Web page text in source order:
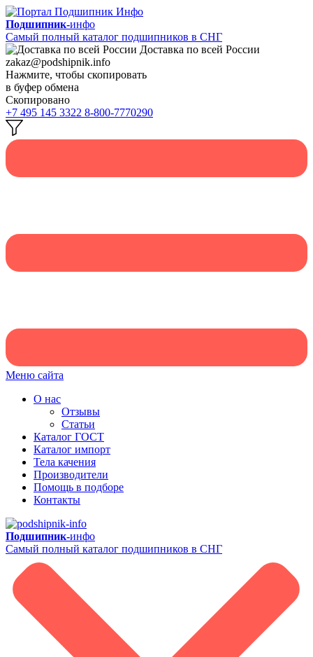
Подшипник-инфо
Самый полный каталог подшипников в СНГ
Доставка по всей России
zakaz@podshipnik.info
Нажмите, чтобы скопировать
в буфер обмена
Скопировано
+7 495 145 3322 8-800-7770290
Меню сайта
О нас
Отзывы
Статьи
Каталог ГОСТ
Каталог импорт
Тела качения
Производители
Помощь в подборе
Контакты
Подшипник-инфо
Самый полный каталог подшипников в СНГ